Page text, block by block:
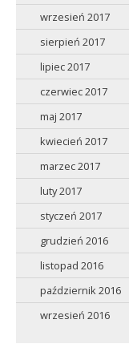
wrzesień 2017
sierpień 2017
lipiec 2017
czerwiec 2017
maj 2017
kwiecień 2017
marzec 2017
luty 2017
styczeń 2017
grudzień 2016
listopad 2016
październik 2016
wrzesień 2016